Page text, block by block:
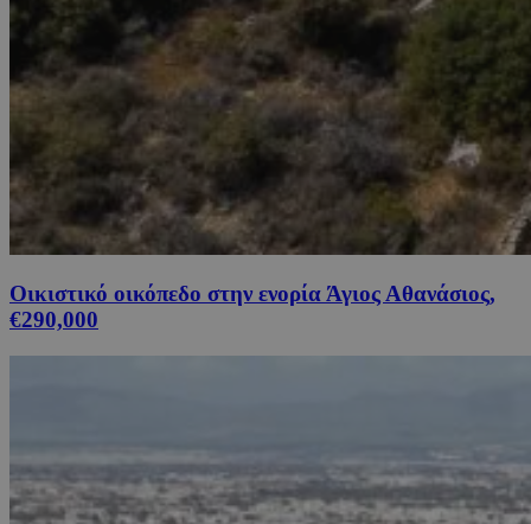
Οικιστικό οικόπεδο στην ενορία Άγιος Αθανάσιος,
€290,000